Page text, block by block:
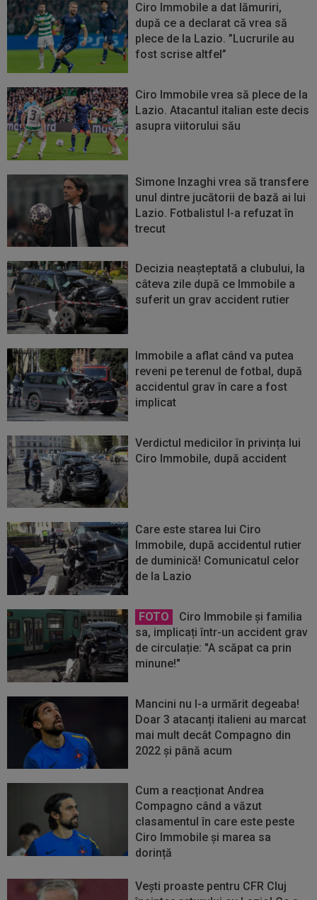
Ciro Immobile a dat lămuriri,
după ce a declarat că vrea să
plece de la Lazio. ”Lucrurile au
fost scrise altfel”
Ciro Immobile vrea să plece de la
Lazio. Atacantul italian este decis
asupra viitorului său
Simone Inzaghi vrea să transfere
unul dintre jucătorii de bază ai lui
Lazio. Fotbalistul l-a refuzat în
trecut
Decizia neașteptată a clubului, la
câteva zile după ce Immobile a
suferit un grav accident rutier
Immobile a aflat când va putea
reveni pe terenul de fotbal, după
accidentul grav în care a fost
implicat
Verdictul medicilor în privința lui
Ciro Immobile, după accident
Care este starea lui Ciro
Immobile, după accidentul rutier
de duminică! Comunicatul celor
de la Lazio
FOTO
Ciro Immobile și familia
sa, implicați într-un accident grav
de circulație: "A scăpat ca prin
minune!"
Mancini nu l-a urmărit degeaba!
Doar 3 atacanți italieni au marcat
mai mult decât Compagno din
2022 și până acum
Cum a reacționat Andrea
Compagno când a văzut
clasamentul în care este peste
Ciro Immobile și marea sa
dorință
Vești proaste pentru CFR Cluj